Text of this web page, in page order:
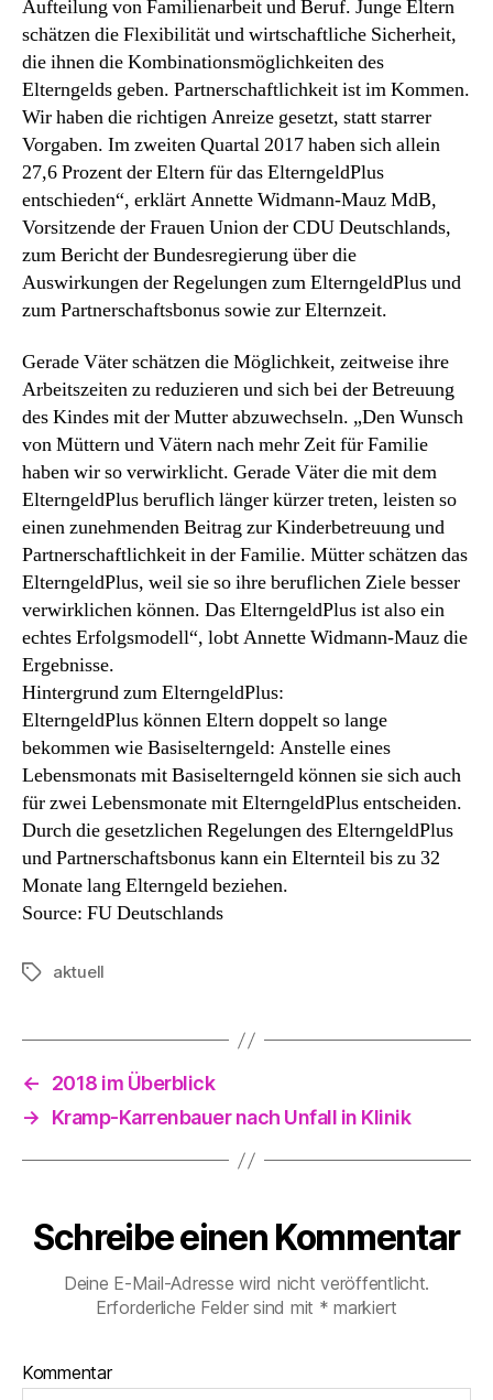
Aufteilung von Familienarbeit und Beruf. Junge Eltern
schätzen die Flexibilität und wirtschaftliche Sicherheit,
die ihnen die Kombinationsmöglichkeiten des
Elterngelds geben. Partnerschaftlichkeit ist im Kommen.
Wir haben die richtigen Anreize gesetzt, statt starrer
Vorgaben. Im zweiten Quartal 2017 haben sich allein
27,6 Prozent der Eltern für das ElterngeldPlus
entschieden“, erklärt Annette Widmann-Mauz MdB,
Vorsitzende der Frauen Union der CDU Deutschlands,
zum Bericht der Bundesregierung über die
Auswirkungen der Regelungen zum ElterngeldPlus und
zum Partnerschaftsbonus sowie zur Elternzeit.
Gerade Väter schätzen die Möglichkeit, zeitweise ihre
Arbeitszeiten zu reduzieren und sich bei der Betreuung
des Kindes mit der Mutter abzuwechseln. „Den Wunsch
von Müttern und Vätern nach mehr Zeit für Familie
haben wir so verwirklicht. Gerade Väter die mit dem
ElterngeldPlus beruflich länger kürzer treten, leisten so
einen zunehmenden Beitrag zur Kinderbetreuung und
Partnerschaftlichkeit in der Familie. Mütter schätzen das
ElterngeldPlus, weil sie so ihre beruflichen Ziele besser
verwirklichen können. Das ElterngeldPlus ist also ein
echtes Erfolgsmodell“, lobt Annette Widmann-Mauz die
Ergebnisse.
Hintergrund zum ElterngeldPlus:
ElterngeldPlus können Eltern doppelt so lange
bekommen wie Basiselterngeld: Anstelle eines
Lebensmonats mit Basiselterngeld können sie sich auch
für zwei Lebensmonate mit ElterngeldPlus entscheiden.
Durch die gesetzlichen Regelungen des ElterngeldPlus
und Partnerschaftsbonus kann ein Elternteil bis zu 32
Monate lang Elterngeld beziehen.
Source: FU Deutschlands
Schlagwörter
aktuell
←
2018 im Überblick
→
Kramp-Karrenbauer nach Unfall in Klinik
Schreibe einen Kommentar
Deine E-Mail-Adresse wird nicht veröffentlicht.
Erforderliche Felder sind mit * markiert
Kommentar